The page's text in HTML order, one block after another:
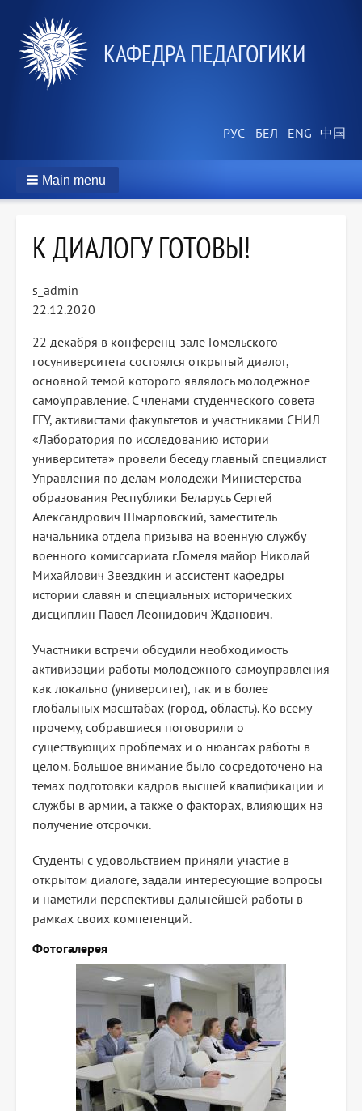
КАФЕДРА ПЕДАГОГИКИ
Main menu
К ДИАЛОГУ ГОТОВЫ!
s_admin
22.12.2020
22 декабря в конференц-зале Гомельского
госуниверситета состоялся открытый диалог,
основной темой которого являлось молодежное
самоуправление. С членами студенческого совета
ГГУ, активистами факультетов и участниками СНИЛ
«Лаборатория по исследованию истории
университета» провели беседу главный специалист
Управления по делам молодежи Министерства
образования Республики Беларусь Сергей
Александрович Шмарловский, заместитель
начальника отдела призыва на военную службу
военного комиссариата г.Гомеля майор Николай
Михайлович Звездкин и ассистент кафедры
истории славян и специальных исторических
дисциплин Павел Леонидович Жданович.
Участники встречи обсудили необходимость
активизации работы молодежного самоуправления
как локально (университет), так и в более
глобальных масштабах (город, область). Ко всему
прочему, собравшиеся поговорили о
существующих проблемах и о нюансах работы в
целом. Большое внимание было сосредоточено на
темах подготовки кадров высшей квалификации и
службы в армии, а также о факторах, влияющих на
получение отсрочки.
Студенты с удовольствием приняли участие в
открытом диалоге, задали интересующие вопросы
и наметили перспективы дальнейшей работы в
рамках своих компетенций.
Фотогалерея